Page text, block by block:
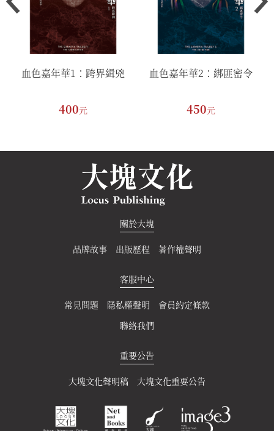
血色嘉年華1：跨界緝兇
400元
血色嘉年華2：綁匪密令
450元
關於大塊
品牌故事 出版歷程 著作權聲明
客服中心
常見問題 隱私權聲明
會員約定條款
聯絡我們
重要公告
大塊文化聲明稿 大塊文化重要公告